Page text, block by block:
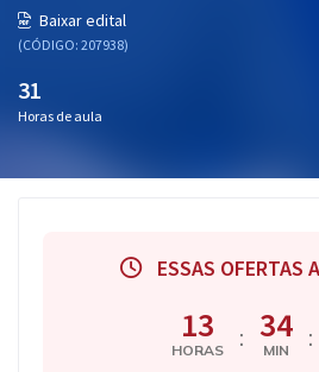
Atendimento
Baixar edital
(CÓDIGO: 207938)
31
Horas de aula
ESSAS OFERTAS
13
HORAS : 34
MIN :